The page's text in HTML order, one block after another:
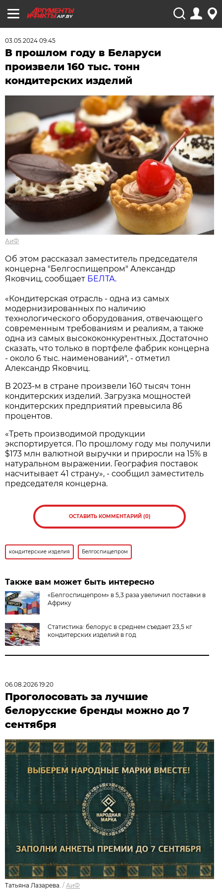
AIF.BY
03.05.2024 09:45
В прошлом году в Беларуси
произвели 160 тыс. тонн
кондитерских изделий
АиФ
Об этом рассказал заместитель председателя
концерна "Белгоспищепром" Александр
Яковчиц, сообщает БЕЛТА.
«Кондитерская отрасль - одна из самых
модернизированных по наличию
технологического оборудования, отвечающего
современным требованиям и реалиям, а также
одна из самых высококонкурентных. Достаточно
сказать, что только в портфеле фабрик концерна
- около 6 тыс. наименований", - отметил
Александр Яковчиц.
В 2023-м в стране произвели 160 тысяч тонн
кондитерских изделий. Загрузка мощностей
кондитерских предприятий превысила 86
процентов.
«Треть производимой продукции
экспортируется. По прошлому году мы получили
$173 млн валютной выручки и приросли на 15% в
натуральном выражении. География поставок
насчитывает 41 страну», - сообщил заместитель
председателя концерна.
ОСТАВИТЬ КОММЕНТАРИЙ (0)
кондитерские изделия Белгоспищепром
Также вам может быть интересно
«Белгоспищепром» в 5,3 раза увеличил поставки в
Африку
Статистика: белорус в среднем съедает 23,5 кг
кондитерских изделий в год
06.08.2026 19:20
Проголосовать за лучшие
белорусские бренды можно до 7
сентября
Татьяна Лазарева. /АиФ